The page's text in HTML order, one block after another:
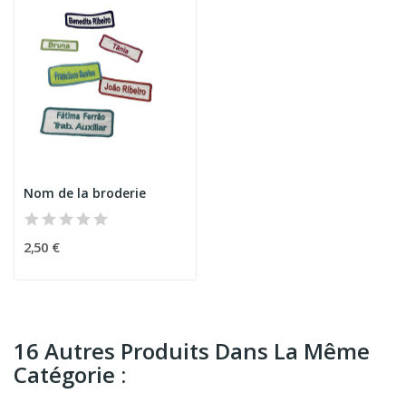
Nom de la broderie
2,50 €
16 Autres Produits Dans La Même
Catégorie :